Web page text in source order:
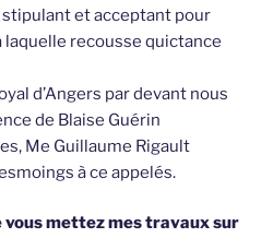
et acceptant pour
recousse quictance
d’Angers par devant nous
de Blaise Guérin
Me Guillaume Rigault
à ce appelés.
vous mettez mes travaux sur